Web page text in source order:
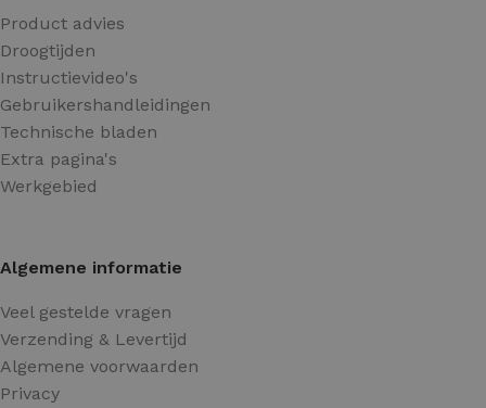
Product advies
Droogtijden
Instructievideo's
Gebruikershandleidingen
Technische bladen
Extra pagina's
Werkgebied
Algemene informatie
Veel gestelde vragen
Verzending & Levertijd
Algemene voorwaarden
Privacy